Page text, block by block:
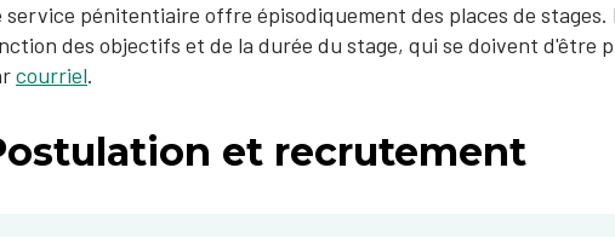
service pénitentiaire offre épisodiquement des places de
des objectifs et de la durée du stage, qui se doivent d'être
courriel.​
et recrutement